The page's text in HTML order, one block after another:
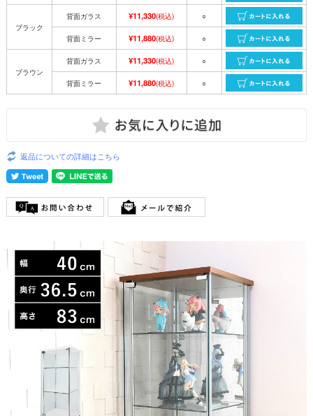
ブラック
背面ガラス ¥11,330(税込) ○
背面ミラー ¥11,880(税込) ○
ブラウン
背面ガラス ¥11,330(税込) ○
背面ミラー ¥11,880(税込) ○
返品についての詳細はこちら